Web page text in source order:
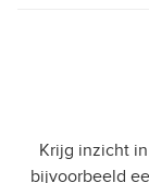
Krijg inzicht
bijvoorbeeld